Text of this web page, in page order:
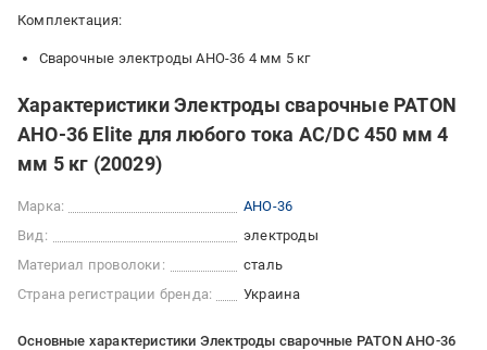
Комплектация:
Сварочные электроды АНО-36 4 мм 5 кг
Характеристики Электроды сварочные PATON
АНО-36 Elite для любого тока AC/DC 450 мм 4
мм 5 кг (20029)
Марка:
АНО-36
Вид:
электроды
Материал проволоки:
сталь
Страна регистрации бренда:
Украина
Основные характеристики Электроды сварочные PATON АНО-36